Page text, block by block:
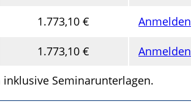
1.773,10 € Anmelden
1.773,10 €
Anmelden
Seminarunterlagen.